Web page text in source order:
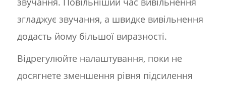
згладжує звучання, а швидке вивільнення
додасть йому більшої виразності.
Відрегулюйте налаштування, поки не
досягнете зменшення рівня підсилення